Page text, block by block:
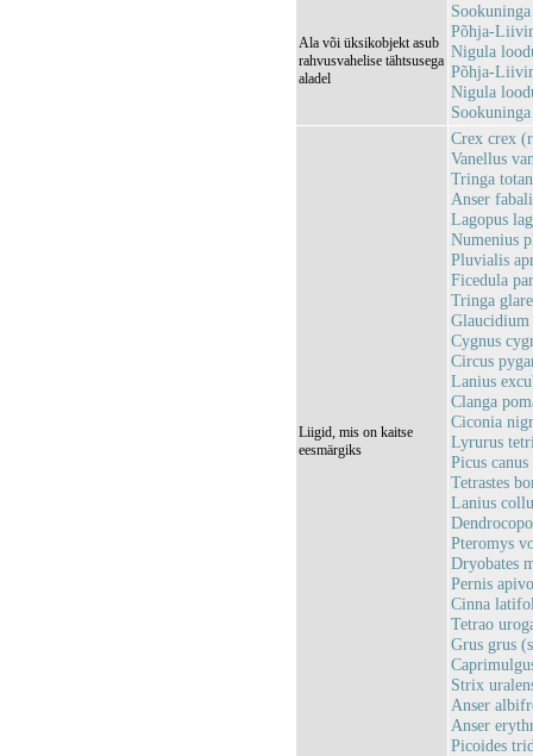
Ala või üksikobjekt asub
rahvusvahelise tähtsusega
aladel
Põhja-
Nigula
Põhja-
Nigula
Liigid, mis on kaitse
eesmärgiks
Crex crex
Vanellus
Tringa
Anser
Lagopus
Numenius
Pluvialis
Ficedula
Tringa
Glaucidium
Cygnus
Circus
Lanius
Clanga
Ciconia
Lyrurus
Picus
Tetrastes
Lanius
Pteromys
Dryobates
Pernis
Cinna
Tetrao
Grus grus
Strix
Anser
Anser
Picoides